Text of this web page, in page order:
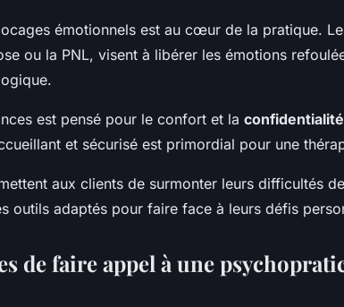
émotionnels est au cœur de la pratique.
ou la PNL, visent à libérer les émotions
est pensé pour le confort et la confidentialité
et sécurisé est primordial pour une
aux clients de surmonter leurs difficultés
outils adaptés pour faire face à leurs défis
de faire appel à une